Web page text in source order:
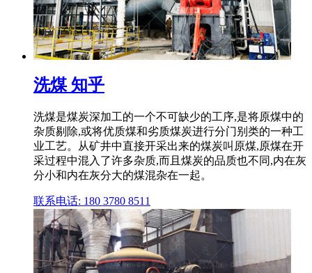
洗煤 知乎
洗煤是煤炭深加工的一个不可缺少的工序,是将原煤中的
杂质剔除,或将优质煤和劣质煤炭进行分门别类的一种工
业工艺。从矿井中直接开采出来的煤炭叫原煤,原煤在开
采过程中混入了许多杂质,而且煤炭的品质也不同,内在灰
分小和内在灰分大的煤混杂在一起。
联系电话: 180 3780 8511